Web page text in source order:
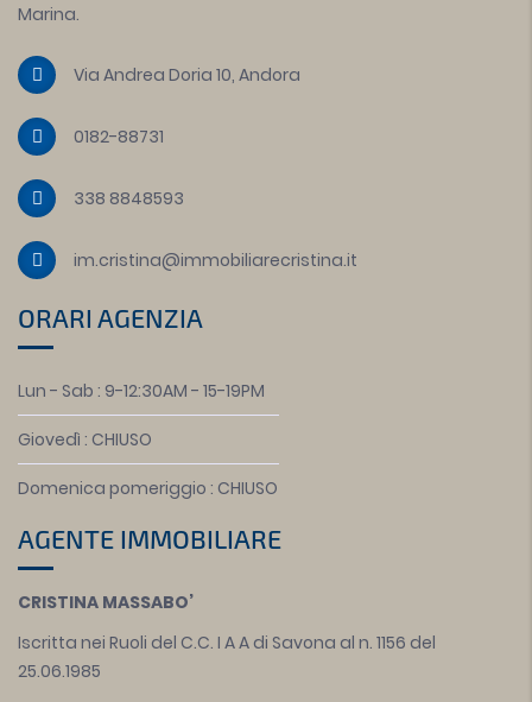
Marina.
Via Andrea Doria 10, Andora
0182-88731
338 8848593
im.cristina@immobiliarecristina.it
ORARI AGENZIA
Lun - Sab : 9-12:30AM - 15-19PM
Giovedì : CHIUSO
Domenica pomeriggio : CHIUSO
AGENTE IMMOBILIARE
CRISTINA MASSABO’
Iscritta nei Ruoli del C.C. I A A di Savona al n. 1156 del
25.06.1985